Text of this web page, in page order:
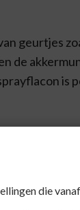
geurtjes
de
is
die